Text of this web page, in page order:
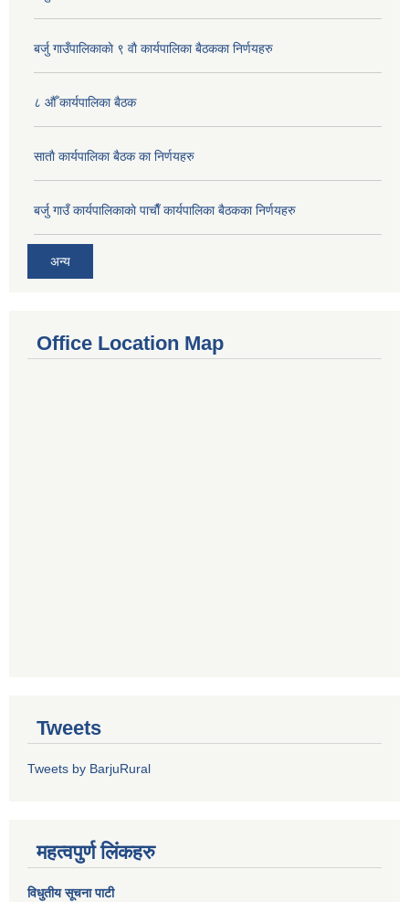
बर्जु गाउँपालिकाकाे ९ वाै‌ कार्यपालिका बैठकका निर्णयहरु
८ औँ कार्यपालिका बैठक
साताै‌ कार्यपालिका बैठक का निर्णयहरु
बर्जु गाउँ कार्यपालिकाकाे पाचाै‌ँ कार्यपालिका बैठकका निर्णयहरु
अन्य
Office Location Map
Tweets
Tweets by BarjuRural
महत्वपुर्ण लिंकहरु
विधुतीय सूचना पाटी